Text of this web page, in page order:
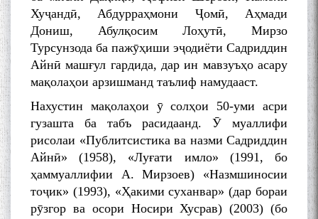
Хуҷандӣ, Абдурраҳмони Ҷомӣ, Аҳмади
Дониш, Абулқосим Лоҳутӣ, Мирзо
Турсунзода ба пажӯҳиши эҷодиёти Садриддин
Айнӣ машғул гардида, дар ин мавзуъҳо асару
мақолаҳои арзишманд таълиф намудааст.
Нахустин мақолаҳои ӯ солҳои 50-уми асри
гузашта ба табъ расидаанд. Ӯ муаллифи
рисолаи «Публитсистика ва назми Садриддин
Айнӣ» (1958), «Луғати имло» (1991, бо
ҳаммуаллифии А. Мирзоев) «Назмшиносии
тоҷик» (1993), «Ҳакими суханвар» (дар бораи
рӯзгор ва осори Носири Хусрав) (2003) (бо